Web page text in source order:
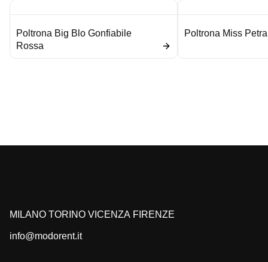
Poltrona Big Blo Gonfiabile
Rossa
Poltrona Miss
MILANO TORINO VICENZA FIRENZE
info@modorent.it